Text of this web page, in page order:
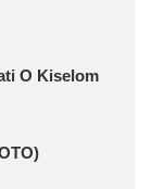
O Kiselom